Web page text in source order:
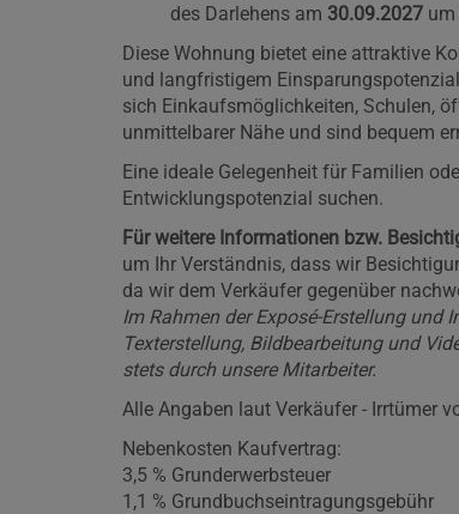
des Darlehens am 30.09.2027 um
Diese Wohnung bietet eine attraktive
und langfristigem
sich Einkaufsmöglichkeiten, Schulen,
unmittelbarer Nähe und sind bequem
Eine ideale Gelegenheit für Familien
Entwicklungspotenzial suchen.
Für weitere Informationen bzw.
um Ihr Verständnis, dass wir
da wir dem Verkäufer gegenüber
Im Rahmen der Exposé-Erstellung
Texterstellung, Bildbearbeitung und
stets durch unsere Mitarbeiter.
Alle Angaben laut Verkäufer - Irrtümer
Nebenkosten Kaufvertrag:
3,5 % Grunderwerbsteuer
1,1 % Grundbuchseintragungsgebühr